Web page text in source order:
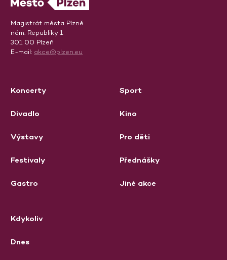
Magistrát města Plzně
nám. Republiky 1
301 00 Plzeň
E-mail: akce@plzen.eu
Koncerty
Divadlo
Výstavy
Festivaly
Gastro
Sport
Kino
Pro děti
Přednášky
Jiné akce
Kdykoliv
Dnes